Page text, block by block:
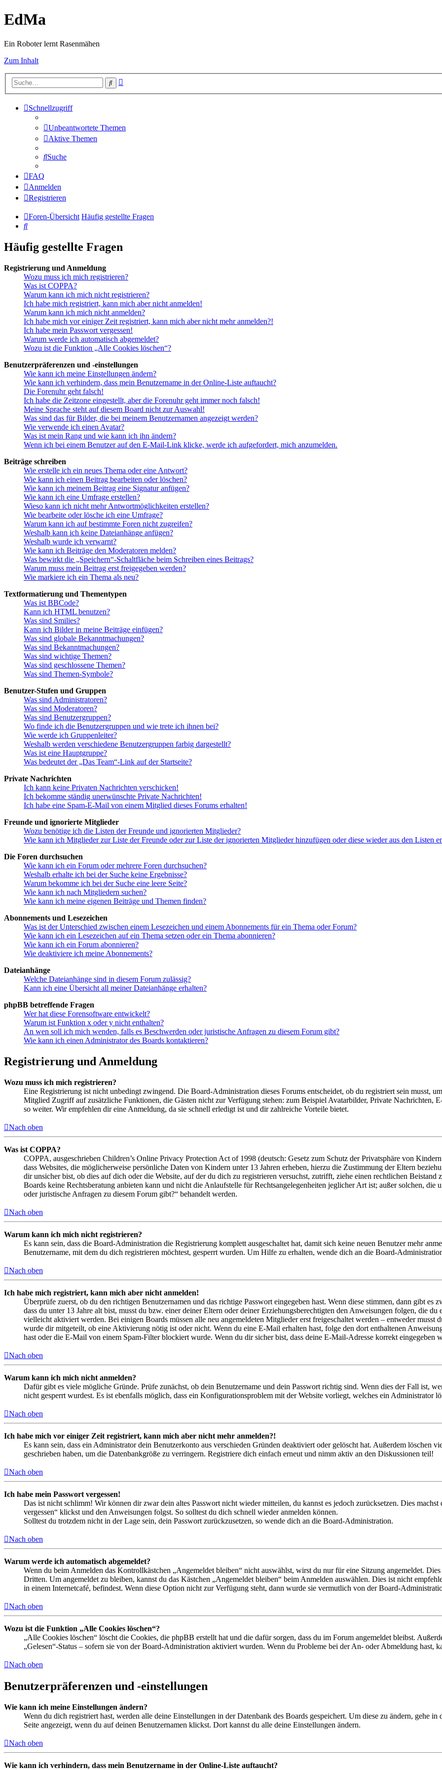
EdMa
Ein Roboter lernt Rasenmähen
Zum Inhalt
Suche
Schnellzugriff
Unbeantwortete Themen
Aktive Themen
Suche
FAQ
Anmelden
Registrieren
Foren-Übersicht Häufig gestellte Fragen
Suche
Häufig gestellte Fragen
Registrierung und Anmeldung
Wozu muss ich mich registrieren?
Was ist COPPA?
Warum kann ich mich nicht registrieren?
Ich habe mich registriert, kann mich aber nicht anmelden!
Warum kann ich mich nicht anmelden?
Ich habe mich vor einiger Zeit registriert, kann mich aber nicht mehr anmelden?!
Ich habe mein Passwort vergessen!
Warum werde ich automatisch abgemeldet?
Wozu ist die Funktion „Alle Cookies löschen“?
Benutzerpräferenzen und -einstellungen
Wie kann ich meine Einstellungen ändern?
Wie kann ich verhindern, dass mein Benutzername in der Online-Liste auftaucht?
Die Forenuhr geht falsch!
Ich habe die Zeitzone eingestellt, aber die Forenuhr geht immer noch falsch!
Meine Sprache steht auf diesem Board nicht zur Auswahl!
Was sind das für Bilder, die bei meinem Benutzernamen angezeigt werden?
Wie verwende ich einen Avatar?
Was ist mein Rang und wie kann ich ihn ändern?
Wenn ich bei einem Benutzer auf den E-Mail-Link klicke, werde ich aufgefordert, mich anzumelden.
Beiträge schreiben
Wie erstelle ich ein neues Thema oder eine Antwort?
Wie kann ich einen Beitrag bearbeiten oder löschen?
Wie kann ich meinem Beitrag eine Signatur anfügen?
Wie kann ich eine Umfrage erstellen?
Wieso kann ich nicht mehr Antwortmöglichkeiten erstellen?
Wie bearbeite oder lösche ich eine Umfrage?
Warum kann ich auf bestimmte Foren nicht zugreifen?
Weshalb kann ich keine Dateianhänge anfügen?
Weshalb wurde ich verwarnt?
Wie kann ich Beiträge den Moderatoren melden?
Was bewirkt die „Speichern“-Schaltfläche beim Schreiben eines Beitrags?
Warum muss mein Beitrag erst freigegeben werden?
Wie markiere ich ein Thema als neu?
Textformatierung und Thementypen
Was ist BBCode?
Kann ich HTML benutzen?
Was sind Smilies?
Kann ich Bilder in meine Beiträge einfügen?
Was sind globale Bekanntmachungen?
Was sind Bekanntmachungen?
Was sind wichtige Themen?
Was sind geschlossene Themen?
Was sind Themen-Symbole?
Benutzer-Stufen und Gruppen
Was sind Administratoren?
Was sind Moderatoren?
Was sind Benutzergruppen?
Wo finde ich die Benutzergruppen und wie trete ich ihnen bei?
Wie werde ich Gruppenleiter?
Weshalb werden verschiedene Benutzergruppen farbig dargestellt?
Was ist eine Hauptgruppe?
Was bedeutet der „Das Team“-Link auf der Startseite?
Private Nachrichten
Ich kann keine Privaten Nachrichten verschicken!
Ich bekomme ständig unerwünschte Private Nachrichten!
Ich habe eine Spam-E-Mail von einem Mitglied dieses Forums erhalten!
Freunde und ignorierte Mitglieder
Wozu benötige ich die Listen der Freunde und ignorierten Mitglieder?
Wie kann ich Mitglieder zur Liste der Freunde oder zur Liste der ignorierten Mitglieder hinzufügen oder diese wieder aus den Listen
Die Foren durchsuchen
Wie kann ich ein Forum oder mehrere Foren durchsuchen?
Weshalb erhalte ich bei der Suche keine Ergebnisse?
Warum bekomme ich bei der Suche eine leere Seite?
Wie kann ich nach Mitgliedern suchen?
Wie kann ich meine eigenen Beiträge und Themen finden?
Abonnements und Lesezeichen
Was ist der Unterschied zwischen einem Lesezeichen und einem Abonnements für ein Thema oder Forum?
Wie kann ich ein Lesezeichen auf ein Thema setzen oder ein Thema abonnieren?
Wie kann ich ein Forum abonnieren?
Wie deaktiviere ich meine Abonnements?
Dateianhänge
Welche Dateianhänge sind in diesem Forum zulässig?
Kann ich eine Übersicht all meiner Dateianhänge erhalten?
phpBB betreffende Fragen
Wer hat diese Forensoftware entwickelt?
Warum ist Funktion x oder y nicht enthalten?
An wen soll ich mich wenden, falls es Beschwerden oder juristische Anfragen zu diesem Forum gibt?
Wie kann ich einen Administrator des Boards kontaktieren?
Registrierung und Anmeldung
Wozu muss ich mich registrieren?
Eine Registrierung ist nicht unbedingt zwingend. Die Board-Administration dieses Forums entscheidet, ob du registriert sein musst,
Mitglied Zugriff auf zusätzliche Funktionen, die Gästen nicht zur Verfügung stehen: zum Beispiel Avatarbilder, Private Nachrichten,
so weiter. Wir empfehlen dir eine Anmeldung, da sie schnell erledigt ist und dir zahlreiche Vorteile bietet.
Nach oben
Was ist COPPA?
COPPA, ausgeschrieben Children’s Online Privacy Protection Act of 1998 (deutsch: Gesetz zum Schutz der Privatsphäre von
dass Websites, die möglicherweise persönliche Daten von Kindern unter 13 Jahren erheben, hierzu die Zustimmung der Eltern
dir unsicher bist, ob dies auf dich oder die Website, auf der du dich zu registrieren versuchst, zutrifft, ziehe einen rechtlichen
Boards keine Rechtsberatung anbieten kann und nicht die Anlaufstelle für Rechtsangelegenheiten jeglicher Art ist; außer solchen,
oder juristische Anfragen zu diesem Forum gibt?“ behandelt werden.
Nach oben
Warum kann ich mich nicht registrieren?
Es kann sein, dass die Board-Administration die Registrierung komplett ausgeschaltet hat, damit sich keine neuen Benutzer mehr
Benutzername, mit dem du dich registrieren möchtest, gesperrt wurden. Um Hilfe zu erhalten, wende dich an die Board-
Nach oben
Ich habe mich registriert, kann mich aber nicht anmelden!
Überprüfe zuerst, ob du den richtigen Benutzernamen und das richtige Passwort eingegeben hast. Wenn diese stimmen, dann gibt es
dass du unter 13 Jahre alt bist, musst du bzw. einer deiner Eltern oder deiner Erziehungsberechtigten den Anweisungen folgen, die
vielleicht aktiviert werden. Bei einigen Boards müssen alle neu angemeldeten Mitglieder erst freigeschaltet werden – entweder musst
wurde dir mitgeteilt, ob eine Aktivierung nötig ist oder nicht. Wenn du eine E-Mail erhalten hast, folge den dort enthaltenen
hast oder die E-Mail von einem Spam-Filter blockiert wurde. Wenn du dir sicher bist, dass deine E-Mail-Adresse korrekt eingegeben
Nach oben
Warum kann ich mich nicht anmelden?
Dafür gibt es viele mögliche Gründe. Prüfe zunächst, ob dein Benutzername und dein Passwort richtig sind. Wenn dies der Fall ist,
nicht gesperrt wurdest. Es ist ebenfalls möglich, dass ein Konfigurationsproblem mit der Website vorliegt, welches ein Administrator
Nach oben
Ich habe mich vor einiger Zeit registriert, kann mich aber nicht mehr anmelden?!
Es kann sein, dass ein Administrator dein Benutzerkonto aus verschieden Gründen deaktiviert oder gelöscht hat. Außerdem löschen
geschrieben haben, um die Datenbankgröße zu verringern. Registriere dich einfach erneut und nimm aktiv an den Diskussionen teil!
Nach oben
Ich habe mein Passwort vergessen!
Das ist nicht schlimm! Wir können dir zwar dein altes Passwort nicht wieder mitteilen, du kannst es jedoch zurücksetzen. Dies
vergessen“ klickst und den Anweisungen folgst. So solltest du dich schnell wieder anmelden können.
Solltest du trotzdem nicht in der Lage sein, dein Passwort zurückzusetzen, so wende dich an die Board-Administration.
Nach oben
Warum werde ich automatisch abgemeldet?
Wenn du beim Anmelden das Kontrollkästchen „Angemeldet bleiben“ nicht auswählst, wirst du nur für eine Sitzung angemeldet.
Dritten. Um angemeldet zu bleiben, kannst du das Kästchen „Angemeldet bleiben“ beim Anmelden auswählen. Dies ist nicht
in einem Internetcafé, befindest. Wenn diese Option nicht zur Verfügung steht, dann wurde sie vermutlich von der Board-
Nach oben
Wozu ist die Funktion „Alle Cookies löschen“?
„Alle Cookies löschen“ löscht die Cookies, die phpBB erstellt hat und die dafür sorgen, dass du im Forum angemeldet bleibst.
„Gelesen“-Status – sofern sie von der Board-Administration aktiviert wurden. Wenn du Probleme bei der An- oder Abmeldung hast,
Nach oben
Benutzerpräferenzen und -einstellungen
Wie kann ich meine Einstellungen ändern?
Wenn du dich registriert hast, werden alle deine Einstellungen in der Datenbank des Boards gespeichert. Um diese zu ändern, gehe
Seite angezeigt, wenn du auf deinen Benutzernamen klickst. Dort kannst du alle deine Einstellungen ändern.
Nach oben
Wie kann ich verhindern, dass mein Benutzername in der Online-Liste auftaucht?